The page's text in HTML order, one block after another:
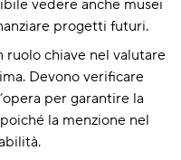
vedere anche musei
progetti futuri.
ruolo chiave nel valutare
Devono verificare
per garantire la
la menzione nel